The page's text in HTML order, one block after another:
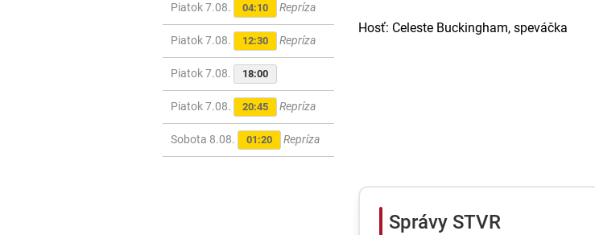
Hosť: Celeste Buckingham, speváčka
Piatok 7.08. 04:10 Repríza
Piatok 7.08. 12:30 Repríza
Piatok 7.08. 18:00
Piatok 7.08. 20:45 Repríza
Sobota 8.08. 01:20 Repríza
Správy STVR